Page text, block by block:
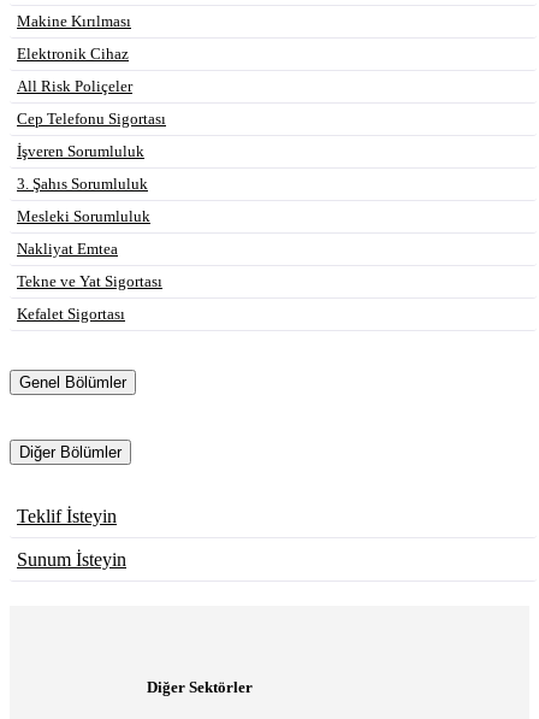
Makine Kırılması
Elektronik Cihaz
All Risk Poliçeler
Cep Telefonu Sigortası
İşveren Sorumluluk
3. Şahıs Sorumluluk
Mesleki Sorumluluk
Nakliyat Emtea
Tekne ve Yat Sigortası
Kefalet Sigortası
Genel Bölümler
Diğer Bölümler
Teklif İsteyin
Sunum İsteyin
Diğer Sektörler